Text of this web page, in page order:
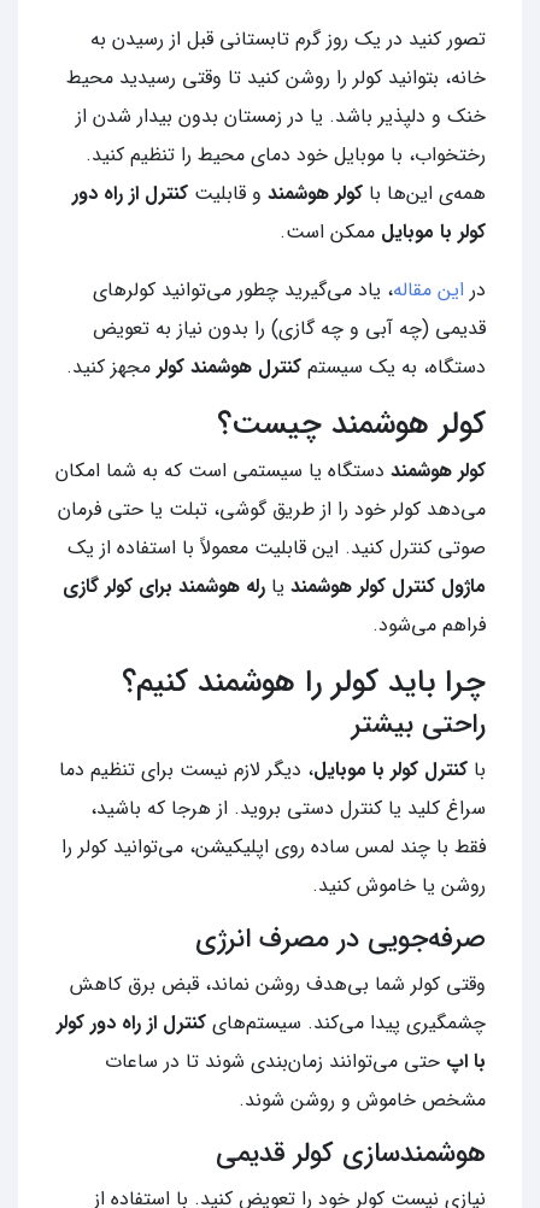
تصور کنید در یک روز گرم تابستانی قبل از رسیدن به
خانه، بتوانید کولر را روشن کنید تا وقتی رسیدید محیط
خنک و دلپذیر باشد. یا در زمستان بدون بیدار شدن از
رختخواب، با موبایل خود دمای محیط را تنظیم کنید.
همه‌ی این‌ها با کولر هوشمند و قابلیت کنترل از راه دور
کولر با موبایل ممکن است.
در این مقاله، یاد می‌گیرید چطور می‌توانید کولرهای
قدیمی (چه آبی و چه گازی) را بدون نیاز به تعویض
دستگاه، به یک سیستم کنترل هوشمند کولر مجهز کنید.
کولر هوشمند چیست؟
کولر هوشمند دستگاه یا سیستمی است که به شما امکان
می‌دهد کولر خود را از طریق گوشی، تبلت یا حتی فرمان
صوتی کنترل کنید. این قابلیت معمولاً با استفاده از یک
ماژول کنترل کولر هوشمند یا رله هوشمند برای کولر گازی
فراهم می‌شود.
چرا باید کولر را هوشمند کنیم؟
راحتی بیشتر
با کنترل کولر با موبایل، دیگر لازم نیست برای تنظیم دما
سراغ کلید یا کنترل دستی بروید. از هرجا که باشید،
فقط با چند لمس ساده روی اپلیکیشن، می‌توانید کولر را
روشن یا خاموش کنید.
صرفه‌جویی در مصرف انرژی
وقتی کولر شما بی‌هدف روشن نماند، قبض برق کاهش
چشمگیری پیدا می‌کند. سیستم‌های کنترل از راه دور کولر
با اپ حتی می‌توانند زمان‌بندی شوند تا در ساعات
مشخص خاموش و روشن شوند.
هوشمندسازی کولر قدیمی
نیازی نیست کولر خود را تعویض کنید. با استفاده از